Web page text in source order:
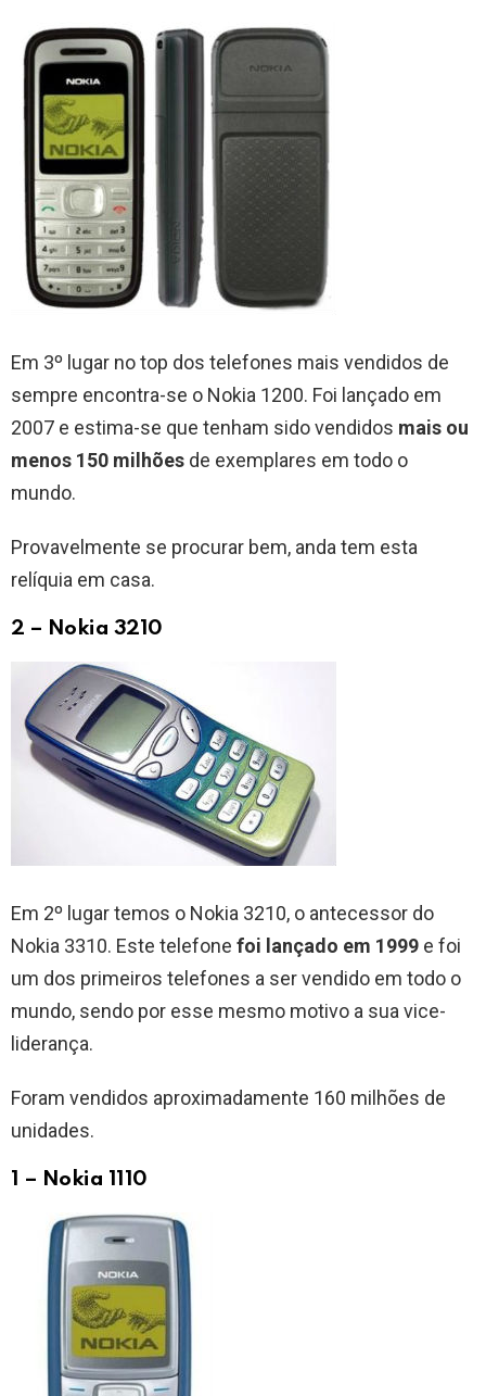
Em 3º lugar no top dos telefones mais vendidos de
sempre encontra-se o Nokia 1200. Foi lançado em
2007 e estima-se que tenham sido vendidos mais ou
menos 150 milhões de exemplares em todo o
mundo.
Provavelmente se procurar bem, anda tem esta
relíquia em casa.
2 – Nokia 3210
Em 2º lugar temos o Nokia 3210, o antecessor do
Nokia 3310. Este telefone foi lançado em 1999 e foi
um dos primeiros telefones a ser vendido em todo o
mundo, sendo por esse mesmo motivo a sua vice-
liderança.
Foram vendidos aproximadamente 160 milhões de
unidades.
1 – Nokia 1110